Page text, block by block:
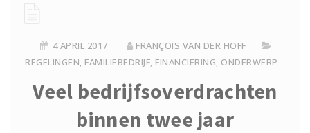
4 APRIL 2017
FRANÇOIS VAN DER HOFF
REGELINGEN, FAMILIEBEDRIJF, FINANCIERING, ONDERWERP
Veel bedrijfsoverdrachten
binnen twee jaar